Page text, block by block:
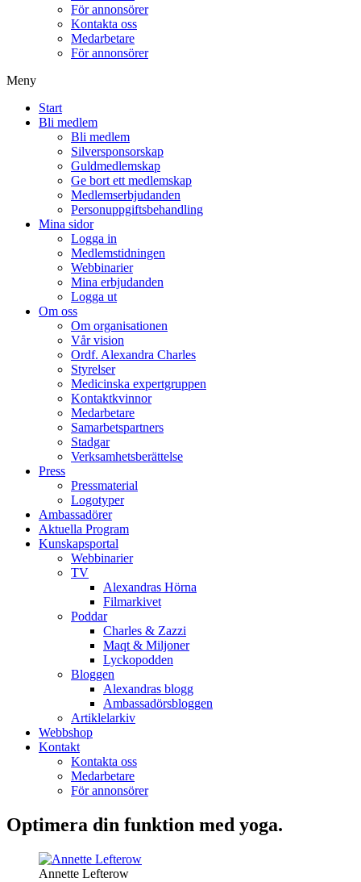
För annonsörer
Kontakta oss
Medarbetare
För annonsörer
Meny
Start
Bli medlem
Bli medlem
Silversponsorskap
Guldmedlemskap
Ge bort ett medlemskap
Medlemserbjudanden
Personuppgiftsbehandling
Mina sidor
Logga in
Medlemstidningen
Webbinarier
Mina erbjudanden
Logga ut
Om oss
Om organisationen
Vår vision
Ordf. Alexandra Charles
Styrelser
Medicinska expertgruppen
Kontaktkvinnor
Medarbetare
Samarbetspartners
Stadgar
Verksamhetsberättelse
Press
Pressmaterial
Logotyper
Ambassadörer
Aktuella Program
Kunskapsportal
Webbinarier
TV
Alexandras Hörna
Filmarkivet
Poddar
Charles & Zazzi
Maqt & Miljoner
Lyckopodden
Bloggen
Alexandras blogg
Ambassadörsbloggen
Artiklelarkiv
Webbshop
Kontakt
Kontakta oss
Medarbetare
För annonsörer
Optimera din funktion med yoga.
Annette Lefterow